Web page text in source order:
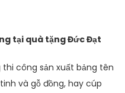
tại quà tặng Đức Đạt
công sản xuất bảng tên
và gỗ đồng, hay cúp